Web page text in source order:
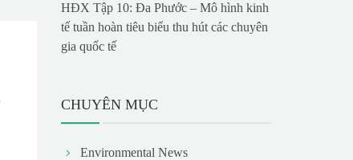
HĐX Tập 10: Đa Phước – Mô hình kinh
tế tuần hoàn tiêu biểu thu hút các chuyên
gia quốc tế
CHUYÊN MỤC
Environmental News